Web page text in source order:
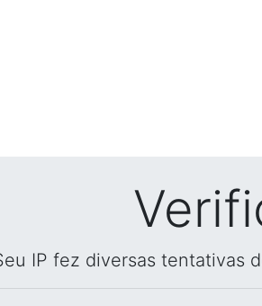
IP fez diversas tentativas